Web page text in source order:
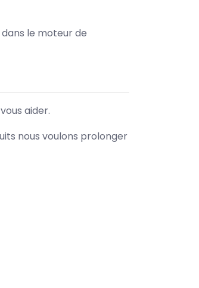
le moteur de
aider.
nous voulons prolonger